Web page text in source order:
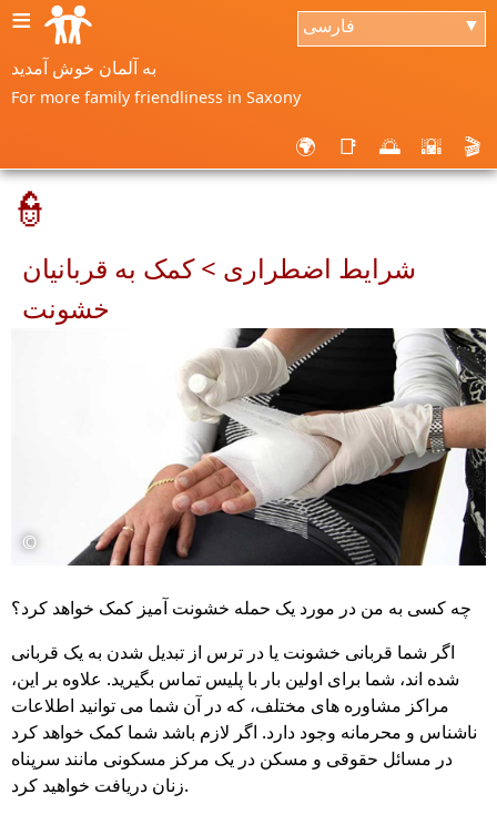
≡ فارسی ▼
به آلمان خوش آمدید
For more family friendliness in Saxony
🌍 📑 🌅 🌇 🎬
👮
شرایط اضطراری > کمک به قربانیان
خشونت
©
چه کسی به من در مورد یک حمله خشونت آمیز کمک خواهد کرد؟
اگر شما قربانی خشونت یا در ترس از تبدیل شدن به یک قربانی
شده اند، شما برای اولین بار با پلیس تماس بگیرید. علاوه بر این،
مراکز مشاوره های مختلف، که در آن شما می توانید اطلاعات
ناشناس و محرمانه وجود دارد. اگر لازم باشد شما کمک خواهد کرد
در مسائل حقوقی و مسکن در یک مرکز مسکونی مانند سرپناه
زنان دریافت خواهید کرد.